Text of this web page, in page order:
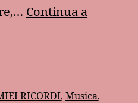
Continua a
RICORDI, Musica,